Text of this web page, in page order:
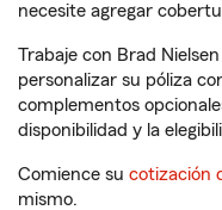
necesite agregar
Trabaje con Brad
personalizar su póliza
complementos
disponibilidad y la
Comience su cotización
mismo.